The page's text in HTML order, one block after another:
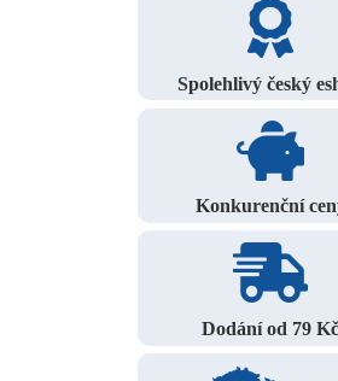
Spolehlivý český
Konkurenční
Dodání od 79 Kč